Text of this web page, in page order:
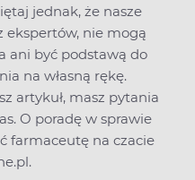
jednak, że nasze
ekspertów, nie mogą
ani być podstawą do
na własną rękę.
artykuł, masz pytania
. O poradę w sprawie
farmaceutę na czacie